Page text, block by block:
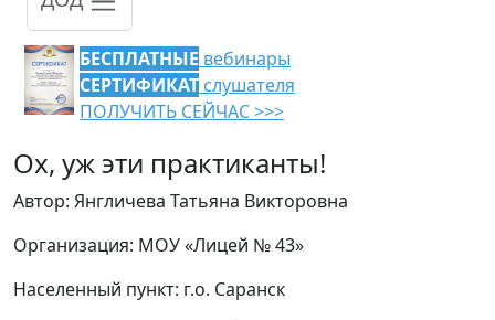
БЕСПЛАТНЫЕ вебинары
СЕРТИФИКАТ слушателя
ПОЛУЧИТЬ СЕЙЧАС >>>
Ох, уж эти практиканты!
Автор: Янгличева Татьяна Викторовна
Организация: МОУ «Лицей № 43»
Населенный пункт: г.о. Саранск